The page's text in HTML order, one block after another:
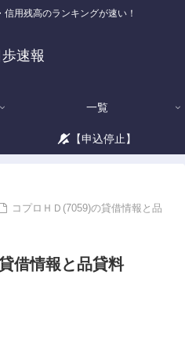
用残高のランキングが速い！
速報
一覧
【申込停止】
コプロＨＤ(7059)の貸借情報と品
借情報と品貸料